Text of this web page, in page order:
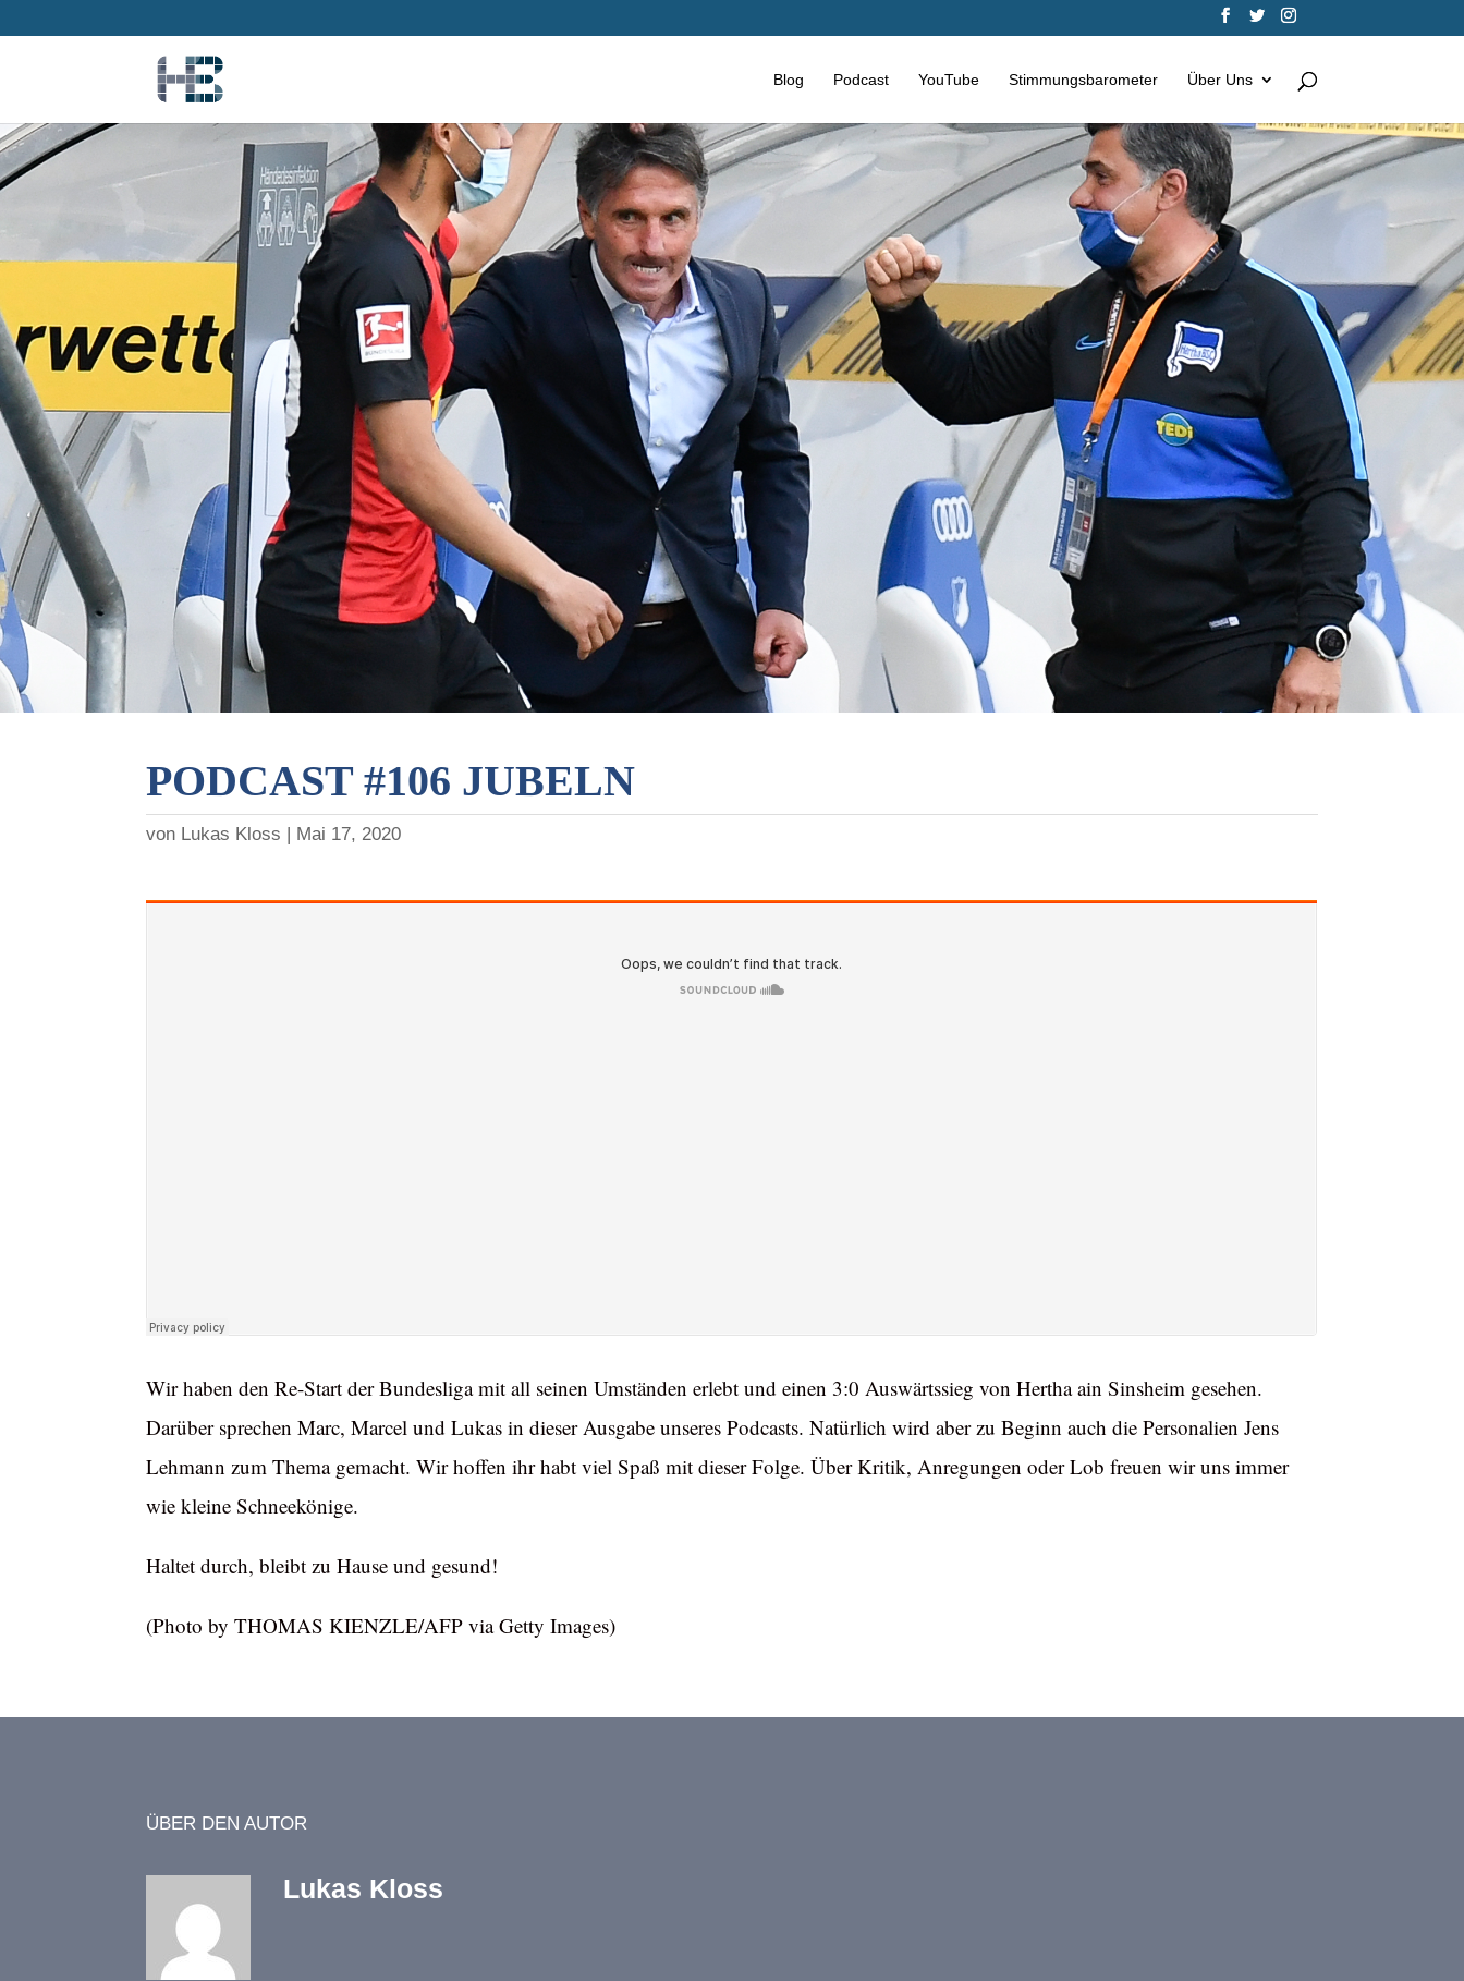
Blog Podcast YouTube Stimmungsbarometer Über Uns
PODCAST #106 JUBELN
von Lukas Kloss Mai 17, 2020
Wir haben den Re-Start der Bundesliga mit all seinen Umständen erlebt und einen 3:0 Auswärtssieg von Hertha ain Sinsheim gesehen.
Darüber sprechen Marc, Marcel und Lukas in dieser Ausgabe unseres Podcasts. Natürlich wird aber zu Beginn auch die Personalien Jens
Lehmann zum Thema gemacht. Wir hoffen ihr habt viel Spaß mit dieser Folge. Über Kritik, Anregungen oder Lob freuen wir uns immer
wie kleine Schneekönige.
Haltet durch, bleibt zu Hause und gesund!
(Photo by THOMAS KIENZLE/AFP via Getty Images)
ÜBER DEN AUTOR
Lukas Kloss